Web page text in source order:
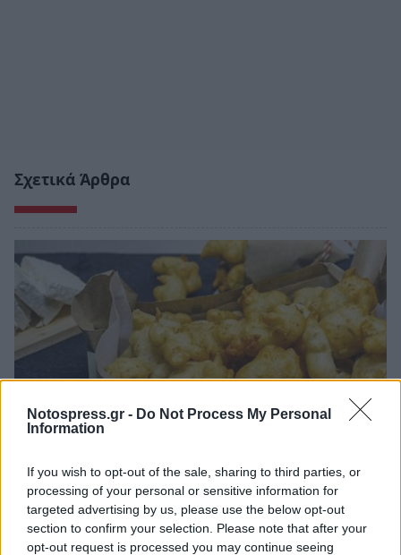
Notospress.gr - Do Not Process My Personal
Information
If you wish to opt-out of the sale, sharing to third parties, or
processing of your personal or sensitive information for
targeted advertising by us, please use the below opt-out
section to confirm your selection. Please note that after your
opt-out request is processed you may continue seeing
Σχετικά Άρθρα
Τραγανοί τυρολουκουμάδες (με φέτα και
μυρωδικά)
07/08/2026 10:18